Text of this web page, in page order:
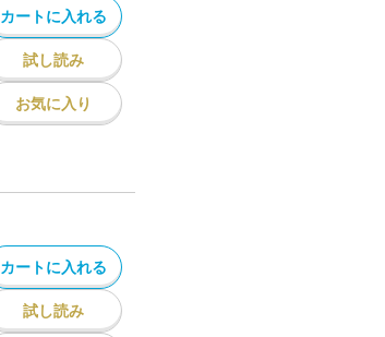
カートに入れる
試し読み
お気に入り
カートに入れる
試し読み